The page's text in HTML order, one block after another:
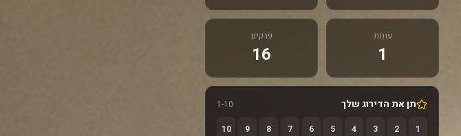
עונות
1
פרקים
16
תן את הדירוג שלך
1-10
1
2
3
4
5
6
7
8
9
10